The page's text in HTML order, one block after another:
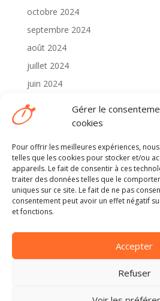
Gérer le
cookies
Pour offrir les meilleures expériences,
telles que les cookies pour stocker et/ou
appareils. Le fait de consentir à ces
traiter des données telles que le
uniques sur ce site. Le fait de ne pas
consentement peut avoir un effet négatif
et fonctions.
Accepter
Refuser
octobre 2024
septembre 2024
août 2024
juillet 2024
juin 2024
mai 2024
avril 2024
Catégories
2024
Non classé
Méta
Connexion